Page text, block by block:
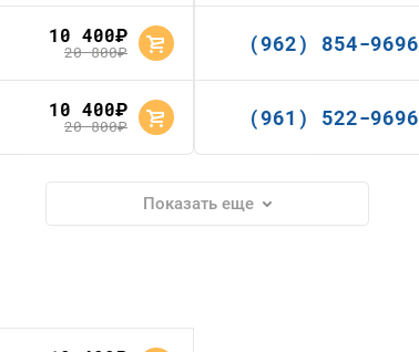
10 400руб.
20 800руб. (962) 854-9696
10 400руб.
20 800руб. (961) 522-9696
Показать еще